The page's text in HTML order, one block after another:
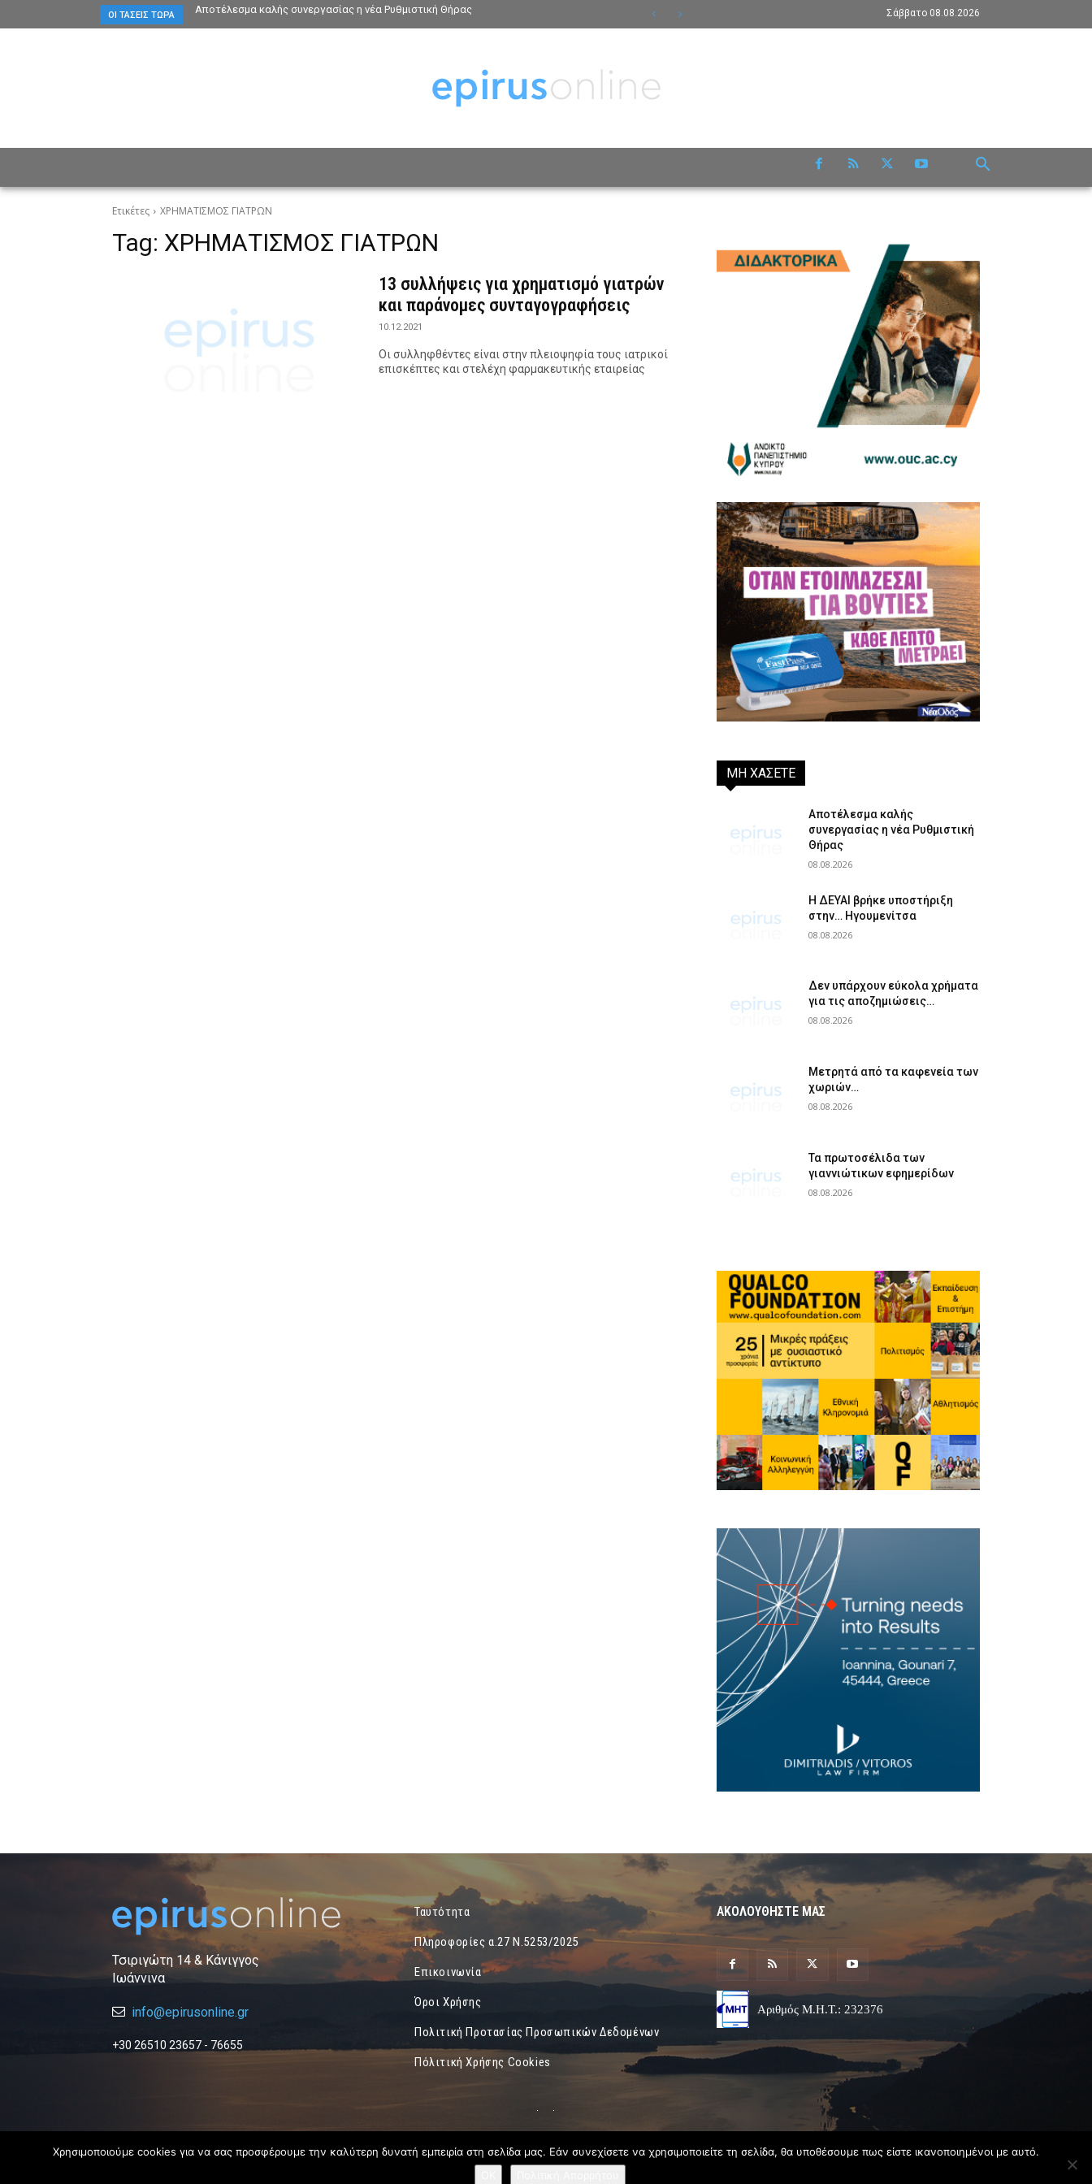
ΟΙ ΤΆΣΕΙΣ ΤΏΡΑ Αποτέλεσμα καλής συνεργασίας η νέα Ρυθμιστική Θήρας Σάββατο 08.08.2026
Ετικέτες ΧΡΗΜΑΤΙΣΜΟΣ ΓΙΑΤΡΩΝ
Tag: ΧΡΗΜΑΤΙΣΜΟΣ ΓΙΑΤΡΩΝ
13 συλλήψεις για χρηματισμό γιατρών
και παράνομες συνταγογραφήσεις
10.12.2021
Οι συλληφθέντες είναι στην πλειοψηφία τους ιατρικοί
επισκέπτες και στελέχη φαρμακευτικής εταιρείας
ΜΗ ΧΑΣΕΤΕ
Αποτέλεσμα καλής
συνεργασίας η νέα Ρυθμιστική
Θήρας
08.08.2026
Η ΔΕΥΑΙ βρήκε υποστήριξη
στην… Ηγουμενίτσα
08.08.2026
Δεν υπάρχουν εύκολα χρήματα
για τις αποζημιώσεις…
08.08.2026
Μετρητά από τα καφενεία των
χωριών…
08.08.2026
Τα πρωτοσέλιδα των
γιαννιώτικων εφημερίδων
08.08.2026
Τσιριγώτη 14 & Κάνιγγος
Ιωάννινα
info@epirusonline.gr
+30 26510 23657 - 76655
Ταυτότητα
Πληροφορίες α.27 Ν.5253/2025
Επικοινωνία
Όροι Χρήσης
Πολιτική Προτασίας Προσωπικών Δεδομένων
Πόλιτική Χρήσης Cookies
ΑΚΟΛΟΥΘΗΣΤΕ ΜΑΣ
Αριθμός Μ.Η.Τ.: 232376
Χρησιμοποιούμε cookies για να σας προσφέρουμε την καλύτερη δυνατή εμπειρία στη σελίδα μας. Εάν συνεχίσετε να χρησιμοποιείτε τη σελίδα, θα υποθέσουμε πως είστε ικανοποιημένοι με αυτό.